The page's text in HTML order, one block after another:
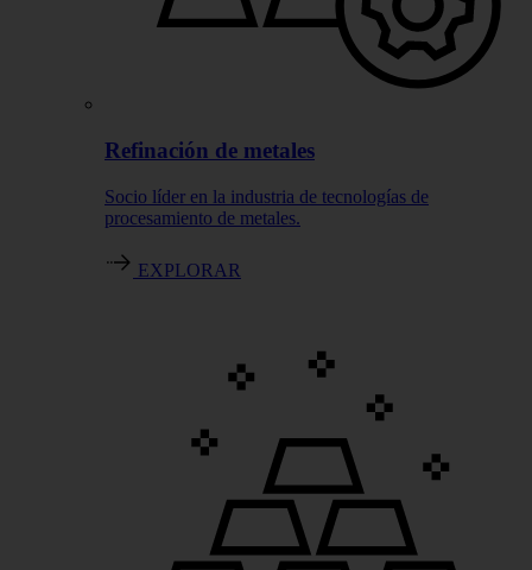
Refinación de metales
Socio líder en la industria de tecnologías de
procesamiento de metales.
EXPLORAR